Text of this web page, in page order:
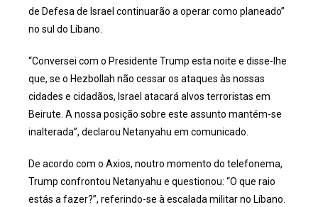
de Defesa de Israel continuarão a operar como planeado”
no sul do Líbano.
“Conversei com o Presidente Trump esta noite e disse-lhe
que, se o Hezbollah não cessar os ataques às nossas
cidades e cidadãos, Israel atacará alvos terroristas em
Beirute. A nossa posição sobre este assunto mantém-se
inalterada”, declarou Netanyahu em comunicado.
De acordo com o Axios, noutro momento do telefonema,
Trump confrontou Netanyahu e questionou: “O que raio
estás a fazer?”, referindo-se à escalada militar no Líbano.